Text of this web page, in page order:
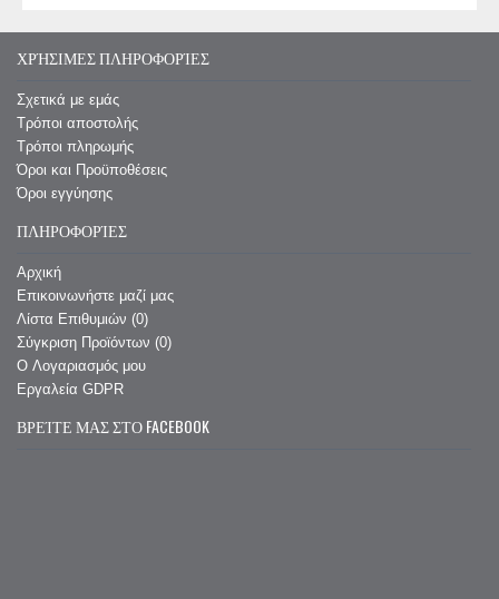
ΧΡΉΣΙΜΕΣ ΠΛΗΡΟΦΟΡΊΕΣ
Σχετικά με εμάς
Τρόποι αποστολής
Τρόποι πληρωμής
Όροι και Προϋποθέσεις
Όροι εγγύησης
ΠΛΗΡΟΦΟΡΊΕΣ
Αρχική
Επικοινωνήστε μαζί μας
Λίστα Επιθυμιών (0)
Σύγκριση Προϊόντων (0)
O Λογαριασμός μου
Εργαλεία GDPR
ΒΡΕΊΤΕ ΜΑΣ ΣΤΟ FACEBOOK